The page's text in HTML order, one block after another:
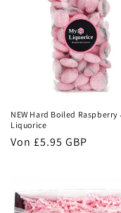
NEW Hard Boiled Raspberry
Liquorice
Normaler
Von £5.95 GBP